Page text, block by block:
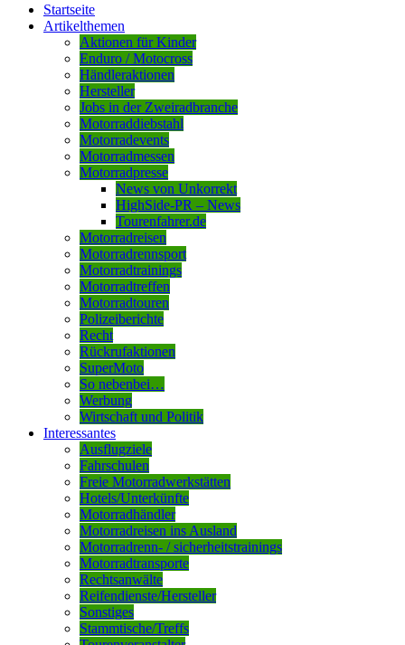
Startseite
Artikelthemen
Aktionen für Kinder
Enduro / Motocross
Händleraktionen
Hersteller
Jobs in der Zweiradbranche
Motorraddiebstahl
Motorradevents
Motorradmessen
Motorradpresse
News von Unkorrekt
HighSide-PR – News
Tourenfahrer.de
Motorradreisen
Motorradrennsport
Motorradtrainings
Motorradtreffen
Motorradtouren
Polizeiberichte
Recht
Rückrufaktionen
SuperMoto
So nebenbei…
Werbung
Wirtschaft und Politik
Interessantes
Ausflugziele
Fahrschulen
Freie Motorradwerkstätten
Hotels/Unterkünfte
Motorradhändler
Motorradreisen ins Ausland
Motorradrenn- / sicherheitstrainings
Motorradtransporte
Rechtsanwälte
Reifendienste/Hersteller
Sonstiges
Stammtische/Treffs